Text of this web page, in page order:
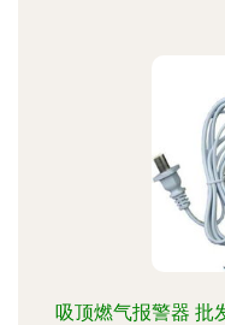
吸顶燃气报警器 批